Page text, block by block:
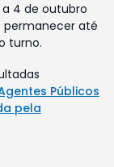
4 de outubro
permanecer até
turno.
Públicos
pela